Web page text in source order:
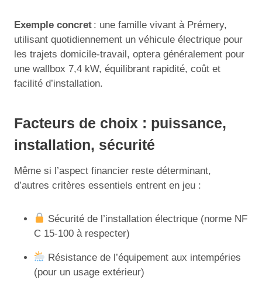
Exemple concret : une famille vivant à Prémery,
utilisant quotidiennement un véhicule électrique pour
les trajets domicile-travail, optera généralement pour
une wallbox 7,4 kW, équilibrant rapidité, coût et
facilité d’installation.
Facteurs de choix : puissance,
installation, sécurité
Même si l’aspect financier reste déterminant,
d’autres critères essentiels entrent en jeu :
Sécurité de l’installation électrique (norme NF
C 15-100 à respecter)
Résistance de l’équipement aux intempéries
(pour un usage extérieur)